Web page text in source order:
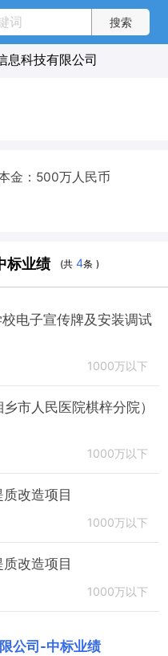
息科技有限公司
金：500万人民币
标业绩 (共4条 )
电子宣传牌及安装调试
1000万以下
市人民医院棋梓分院）
1000万以下
改造项目
1000万以下
改造项目
1000万以下
公司 -中标业绩